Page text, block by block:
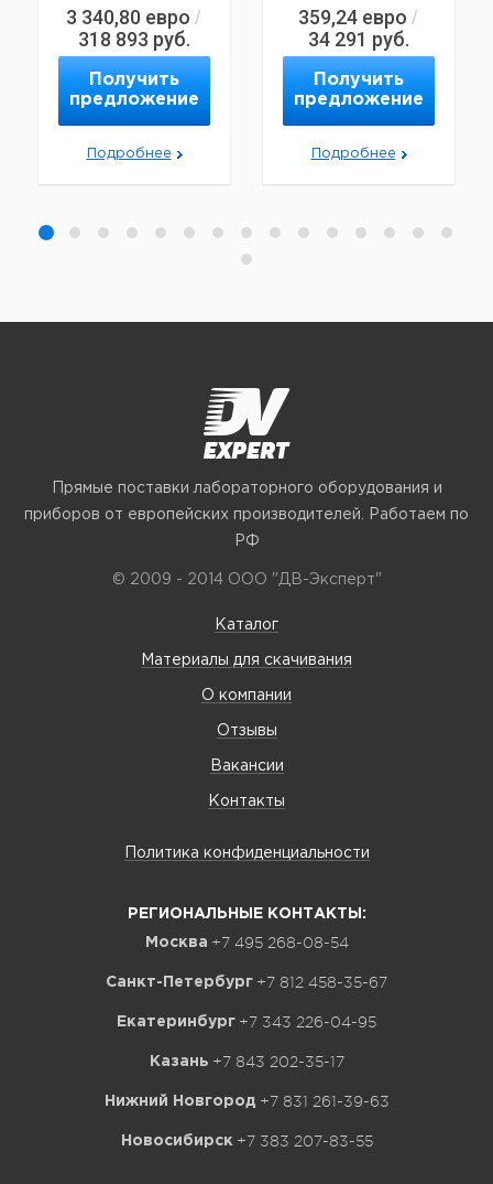
3 340,80 евро /
318 893 руб.
Получить
предложение
Подробнее
359,24 евро /
34 291 руб.
Получить
предложение
Подробнее
Прямые поставки лабораторного оборудования и
приборов от европейских производителей. Работаем по
РФ
© 2009 - 2014 ООО "ДВ-Эксперт"
Каталог
Материалы для скачивания
О компании
Отзывы
Вакансии
Контакты
Политика конфиденциальности
РЕГИОНАЛЬНЫЕ КОНТАКТЫ:
Москва +7 495 268-08-54
Санкт-Петербург +7 812 458-35-67
Екатеринбург +7 343 226-04-95
Казань +7 843 202-35-17
Нижний Новгород +7 831 261-39-63
Новосибирск +7 383 207-83-55